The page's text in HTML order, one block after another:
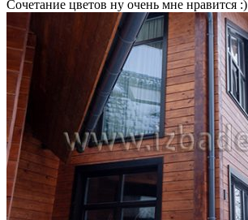
Сочетание цветов ну очень мне нравится :)